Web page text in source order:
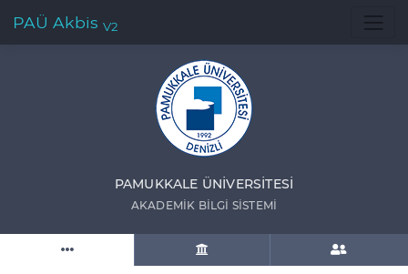
PAÜ Akbis V2
PAMUKKALE ÜNIVERSITESI
AKADEMIK BILGI SISTEMI